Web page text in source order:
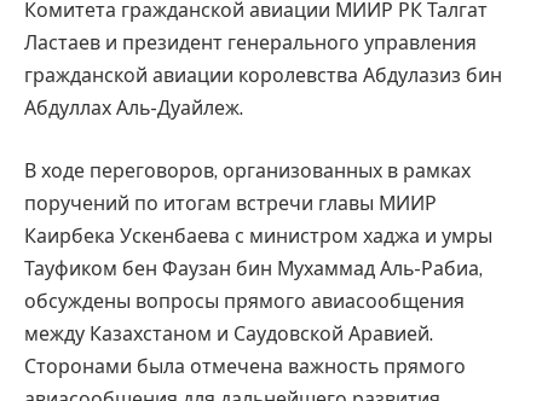
Комитета гражданской авиации МИИР РК Талгат
Ластаев и президент генерального управления
гражданской авиации королевства Абдулазиз бин
Абдуллах Аль-Дуайлеж.
В ходе переговоров, организованных в рамках
поручений по итогам встречи главы МИИР
Каирбека Ускенбаева с министром хаджа и умры
Тауфиком бен Фаузан бин Мухаммад Аль-Рабиа,
обсуждены вопросы прямого авиасообщения
между Казахстаном и Саудовской Аравией.
Сторонами была отмечена важность прямого